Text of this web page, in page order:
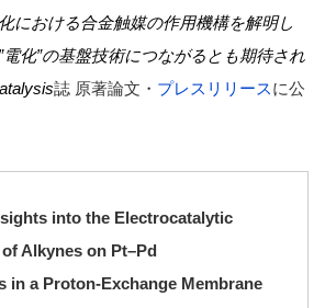
における合金触媒の作用機構を解明し
電化”の基盤技術につながるとも期待され
誌 原著論文・ プレスリリースに公
into the Electrocatalytic
Alkynes on Pt–Pd
in a Proton-Exchange Membrane